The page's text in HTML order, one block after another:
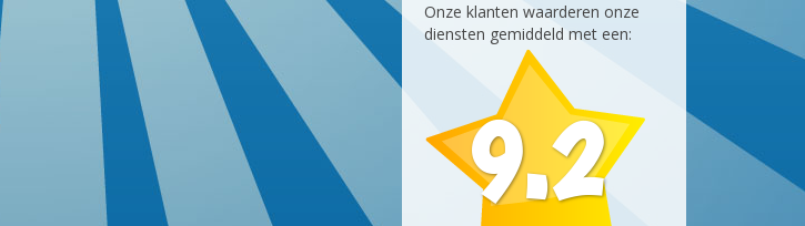
Onze klanten waarderen onze
diensten gemiddeld met een:
9.2